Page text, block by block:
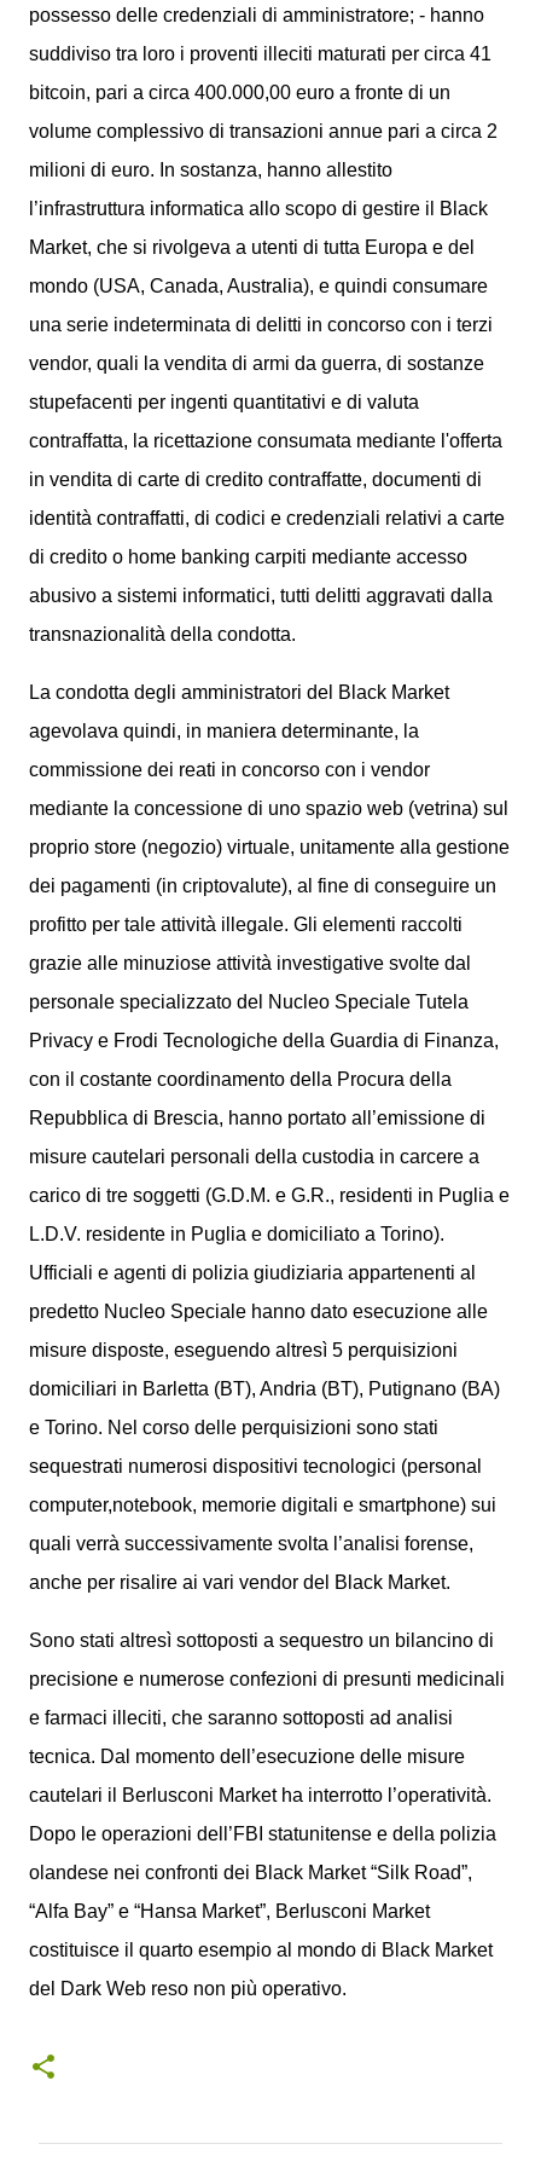
possesso delle credenziali di amministratore; - hanno
suddiviso tra loro i proventi illeciti maturati per circa 41
bitcoin, pari a circa 400.000,00 euro a fronte di un
volume complessivo di transazioni annue pari a circa 2
milioni di euro. In sostanza, hanno allestito
l’infrastruttura informatica allo scopo di gestire il Black
Market, che si rivolgeva a utenti di tutta Europa e del
mondo (USA, Canada, Australia), e quindi consumare
una serie indeterminata di delitti in concorso con i terzi
vendor, quali la vendita di armi da guerra, di sostanze
stupefacenti per ingenti quantitativi e di valuta
contraffatta, la ricettazione consumata mediante l'offerta
in vendita di carte di credito contraffatte, documenti di
identità contraffatti, di codici e credenziali relativi a carte
di credito o home banking carpiti mediante accesso
abusivo a sistemi informatici, tutti delitti aggravati dalla
transnazionalità della condotta.
La condotta degli amministratori del Black Market
agevolava quindi, in maniera determinante, la
commissione dei reati in concorso con i vendor
mediante la concessione di uno spazio web (vetrina) sul
proprio store (negozio) virtuale, unitamente alla gestione
dei pagamenti (in criptovalute), al fine di conseguire un
profitto per tale attività illegale. Gli elementi raccolti
grazie alle minuziose attività investigative svolte dal
personale specializzato del Nucleo Speciale Tutela
Privacy e Frodi Tecnologiche della Guardia di Finanza,
con il costante coordinamento della Procura della
Repubblica di Brescia, hanno portato all’emissione di
misure cautelari personali della custodia in carcere a
carico di tre soggetti (G.D.M. e G.R., residenti in Puglia e
L.D.V. residente in Puglia e domiciliato a Torino).
Ufficiali e agenti di polizia giudiziaria appartenenti al
predetto Nucleo Speciale hanno dato esecuzione alle
misure disposte, eseguendo altresì 5 perquisizioni
domiciliari in Barletta (BT), Andria (BT), Putignano (BA)
e Torino. Nel corso delle perquisizioni sono stati
sequestrati numerosi dispositivi tecnologici (personal
computer,notebook, memorie digitali e smartphone) sui
quali verrà successivamente svolta l’analisi forense,
anche per risalire ai vari vendor del Black Market.
Sono stati altresì sottoposti a sequestro un bilancino di
precisione e numerose confezioni di presunti medicinali
e farmaci illeciti, che saranno sottoposti ad analisi
tecnica. Dal momento dell’esecuzione delle misure
cautelari il Berlusconi Market ha interrotto l’operatività.
Dopo le operazioni dell’FBI statunitense e della polizia
olandese nei confronti dei Black Market “Silk Road”,
“Alfa Bay” e “Hansa Market”, Berlusconi Market
costituisce il quarto esempio al mondo di Black Market
del Dark Web reso non più operativo.